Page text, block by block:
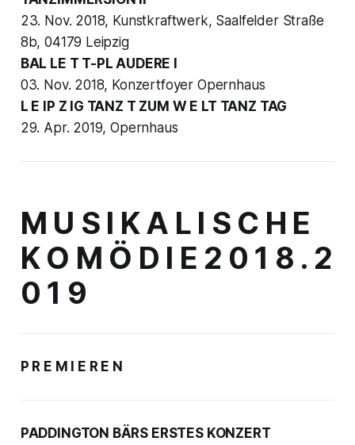
23. Nov. 2018, Kunstkraftwerk, Saalfelder Straße
8b, 04179 Leipzig
BAL LE T T-PL AUDERE I
03. Nov. 2018, Konzertfoyer Opernhaus
L E IP Z IG TANZ T ZUM W E LT TANZ TAG
29. Apr. 2019, Opernhaus
M U S I K A L I S C H E
K O M Ö D I E 2 0 1 8 . 2
0 1 9
P R E M I E R E N
PADDINGTON BÄRS ERSTES KONZERT